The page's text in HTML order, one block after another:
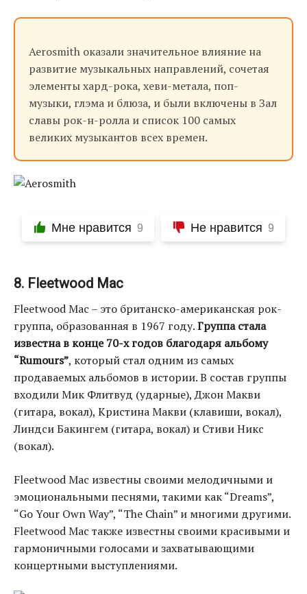
Aerosmith оказали значительное влияние на
развитие музыкальных направлений, сочетая
элементы хард-рока, хеви-метала, поп-
музыки, глэма и блюза, и были включены в Зал
славы рок-н-ролла и список 100 самых
великих музыкантов всех времен.
Мне нравится 9 Не нравится 9
8. Fleetwood Mac
Fleetwood Mac – это британско-американская рок-
группа, образованная в 1967 году.Группа стала
известна в конце 70-х годов благодаря альбому
“Rumours”, который стал одним из самых
продаваемых альбомов в истории. В состав группы
входили Мик Флитвуд (ударные), Джон Макви
(гитара, вокал), Кристина Макви (клавиши, вокал),
Линдси Бакингем (гитара, вокал) и Стиви Никс
(вокал).
Fleetwood Mac известны своими мелодичными и
эмоциональными песнями, такими как “Dreams”,
“Go Your Own Way”, “The Chain” и многими другими.
Fleetwood Mac также известны своими красивыми и
гармоничными голосами и захватывающими
концертными выступлениями.